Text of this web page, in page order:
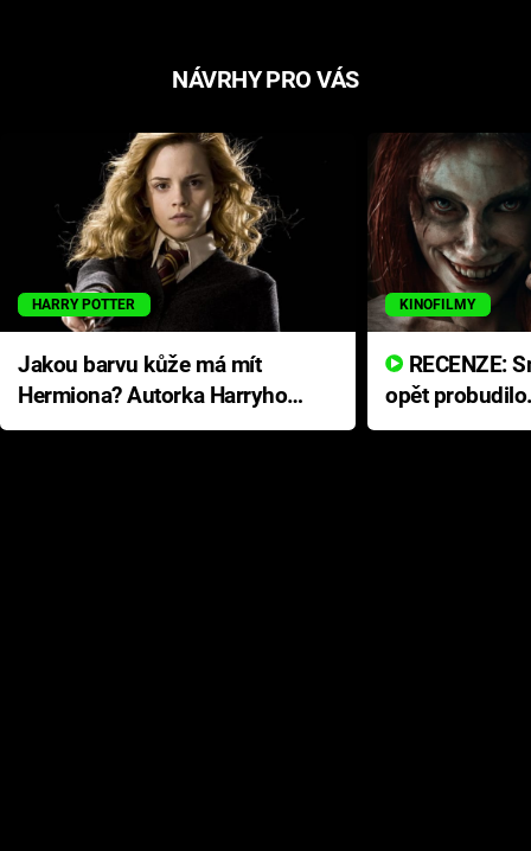
NÁVRHY PRO VÁS
HARRY POTTER
Jakou barvu kůže má mít
Hermiona? Autorka Harryho
Pottera přišla s ráznou
KINOFILMY
opět
přichází s